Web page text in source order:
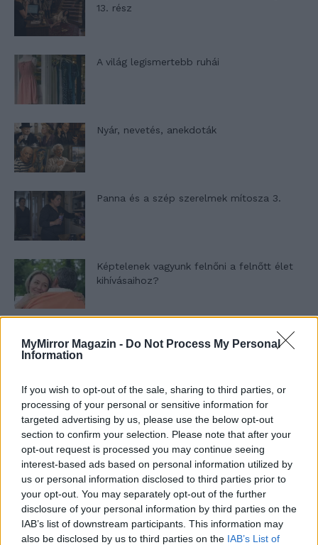
MyMirror Magazin - Do Not Process My Personal
Information
If you wish to opt-out of the sale, sharing to third parties, or
processing of your personal or sensitive information for
targeted advertising by us, please use the below opt-out
section to confirm your selection. Please note that after your
opt-out request is processed you may continue seeing
interest-based ads based on personal information utilized by
us or personal information disclosed to third parties prior to
your opt-out. You may separately opt-out of the further
disclosure of your personal information by third parties on the
IAB’s list of downstream participants. This information may
also be disclosed by us to third parties on the IAB’s List of
13. rész
A világ legismertebb ruhái
Nyár, nevetés, anekdoták
Panna és a szép szerelmek mítosza 3.
Képtelenek vagyunk felnőni a felnőtt élet
kihívásaihoz?
Altatógázos rablások Olaszországban
A kislány, akit nem védett meg senki –
Lyhanna története
T. Barnett: Gyilkosság a Garda-tónál 12.
rész
T. szereti a fiatal lányokat 13. rész